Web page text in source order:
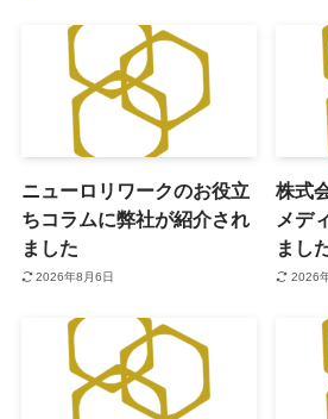
ニューロリワークのお役立
ちコラムに弊社が紹介され
ました
2026年8月6日
株式
メデ
まし
2026